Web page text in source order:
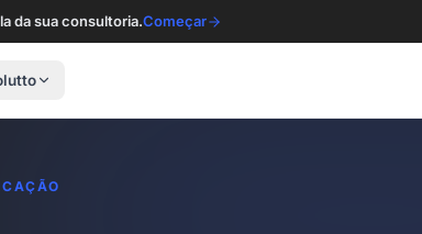
da sua consultoria.Começar